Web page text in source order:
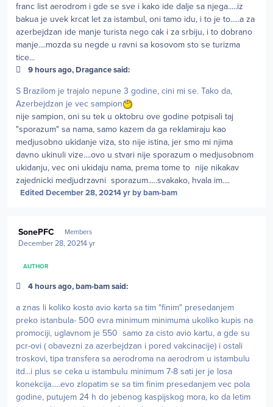
franc list aerodrom i gde se sve i kako ide dalje sa njega.....iz
bakua je uvek krcat let za istambul, oni tamo idu, i to je to.....a za
azerbejdzan ide manje turista nego cak i za srbiju, i to dobrano
manje....mozda su negde u ravni sa kosovom sto se turizma
tice...
9 hours ago, Dragance said:
S Brazilom je trajalo nepune 3 godine, cini mi se. Tako da,
Azerbejdzan je vec sampion
nije sampion, oni su tek u oktobru ove godine potpisali taj
"sporazum" sa nama, samo kazem da ga reklamiraju kao
medjusobno ukidanje viza, sto nije istina, jer smo mi njima
davno ukinuli vize....ovo u stvari nije sporazum o medjusobnom
ukidanju, vec oni ukidaju nama, prema tome to nije nikakav
zajednicki medjudrzavni sporazum.....svakako, hvala im....
Edited December 28, 20214 yrby bam-bam
SonePFC Members
December 28, 20214 yr
AUTHOR
4 hours ago, bam-bam said:
a znas li koliko kosta avio karta sa tim "finim" presedanjem
preko istanbula- 500 evra minimum minimuma ukoliko kupis na
promociji, uglavnom je 550 samo za cisto avio kartu, a gde su
pcr-ovi ( obavezni za azerbejdzan i pored vakcinacije) i ostali
troskovi, tipa transfera sa aerodroma na aerodrom u istambulu
itd...i plus se ceka u istambulu minimum 7-8 sati jer je losa
konekcija.....evo zlopatim se sa tim finim presedanjem vec pola
godine, putujem 24 h do jebenog kaspijskog mora, ko da letim